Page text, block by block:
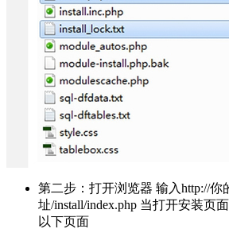
第二步：打开浏览器 输入http://你
址/install/index.php 当打开安装页
以下页面